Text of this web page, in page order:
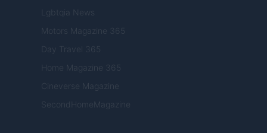
Lgbtqia News
Motors Magazine 365
Day Travel 365
Home Magazine 365
Cineverse Magazine
SecondHomeMagazine